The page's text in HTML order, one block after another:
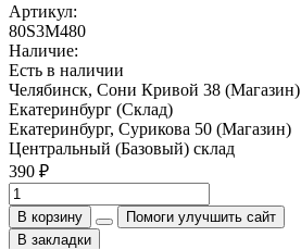
Артикул:
80S3M480
Наличие:
Есть в наличии
Челябинск, Сони Кривой 38 (Магазин)
Екатеринбург (Склад)
Екатеринбург, Сурикова 50 (Магазин)
Центральный (Базовый) склад
390 ₽
В корзину
Помоги улучшить сайт
В закладки